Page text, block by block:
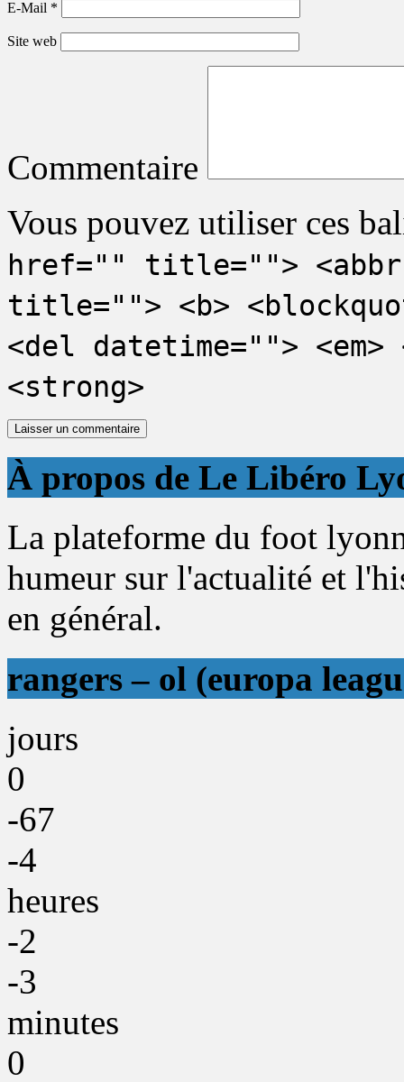
E-Mail *
Site web
Commentaire
Vous pouvez utiliser ces
href="" title="">
title=""> <b>
<del datetime="">
<strong>
À propos de Le Libéro
La plateforme du foot
humeur sur l'actualité et
en général.
rangers – ol (europa
jours
0
-67
-4
heures
-2
-3
minutes
0